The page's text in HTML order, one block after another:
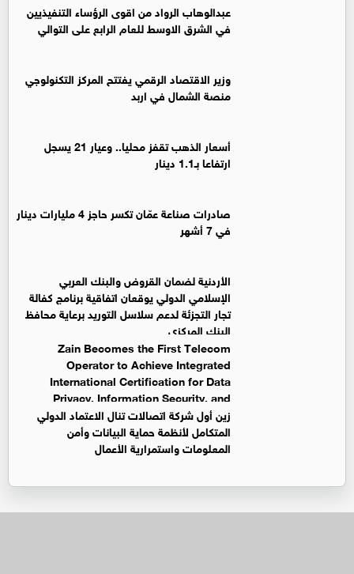
عبدالوهاب الرواد من اقوى الرؤساء التنفيذيين
في الشرق الاوسط للعام الرابع على التوالي
وزير الاقتصاد الرقمي يفتتح المركز التكنولوجي
منصة الشمال في اربد
أسعار الذهب تقفز محليا.. وعيار 21 يسجل
ارتفاعا بـ1.1 دينار
صادرات صناعة عمّان تكسر حاجز 4 مليارات دينار
في 7 أشهر
الأردنية لضمان القروض والبنك العربي
الإسلامي الدولي يوقعان اتفاقية برنامج كفالة
تجار التجزئة لدعم سلاسل التوريد برعاية محافظ
البنك المركزي
Zain Becomes the First Telecom
Operator to Achieve Integrated
International Certification for Data
Privacy, Information Security, and
Business Continuity Management Systems
زين أول شركة اتصالات تنال الاعتماد الدولي
المتكامل لأنظمة حماية البيانات وأمن
المعلومات واستمرارية الأعمال